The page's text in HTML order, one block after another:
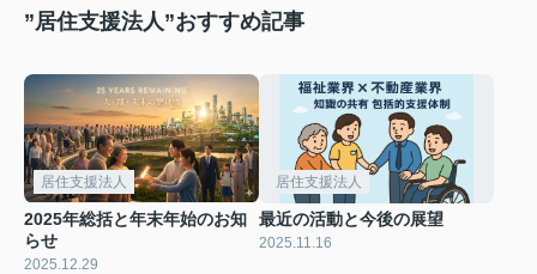
”居住支援法人”おすすめ記事
居住支援法人
2025年総括と年末年始のお知
らせ
2025.12.29
居住支援法人
最近の活動と今後の展望
2025.11.16